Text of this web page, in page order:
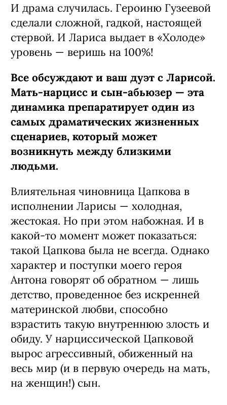
И драма случилась. Героиню Гузеевой
сделали сложной, гадкой, настоящей
стервой. И Лариса выдает в «Холоде»
уровень — веришь на 100%!
Все обсуждают и ваш дуэт с Ларисой.
Мать-нарцисс и сын-абьюзер — эта
динамика препаратирует один из
самых драматических жизненных
сценариев, который может
возникнуть между близкими
людьми.
Влиятельная чиновница Цапкова в
исполнении Ларисы — холодная,
жестокая. Но при этом набожная. И в
какой-то момент может показаться:
такой Цапкова была не всегда. Однако
характер и поступки моего героя
Антона говорят об обратном — лишь
детство, проведенное без искренней
материнской любви, способно
взрастить такую внутреннюю злость и
обиду. У нарциссической Цапковой
вырос агрессивный, обиженный на
весь мир (и в первую очередь на мать,
на женщин!) сын.